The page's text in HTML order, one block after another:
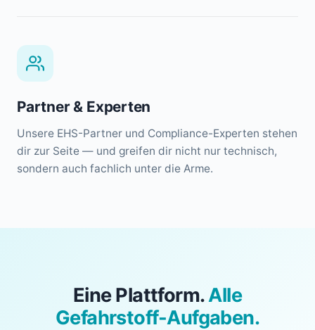
Partner & Experten
Unsere EHS-Partner und Compliance-Experten stehen
dir zur Seite — und greifen dir nicht nur technisch,
sondern auch fachlich unter die Arme.
Eine Plattform.Alle
Gefahrstoff-Aufgaben.